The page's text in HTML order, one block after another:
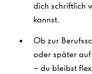
dich schriftlich
kannst.
Ob zur
oder später
– du bleibst